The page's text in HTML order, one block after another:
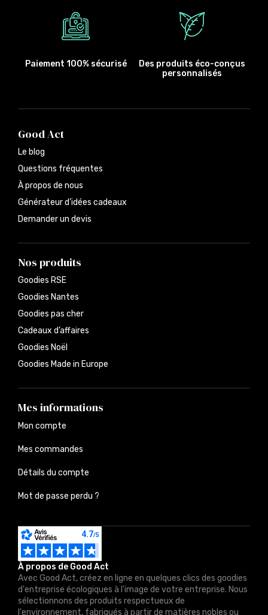
Paiement 100% sécurisé
Des produits éco-conçus
personnalisés
À propos de Good Act
Avec Good Act, créez en ligne en quelques clics des goodies
d'entreprise écologiques à l'image de votre entreprise. Nous
sélectionnons des produits respectueux de
l'environnement, fabriqués à partir de matières nobles ou
Good Act
Le blog
Questions fréquentes
À propos de nous
Générateur d’idées cadeaux
Demander un devis
Nos produits
Goodies RSE
Goodies Nantes
Goodies pas cher
Cadeaux d’affaires
Goodies Noël
Goodies Made in Europe
Mes informations
Mon compte
Mes commandes
Détails du compte
Mot de passe perdu ?